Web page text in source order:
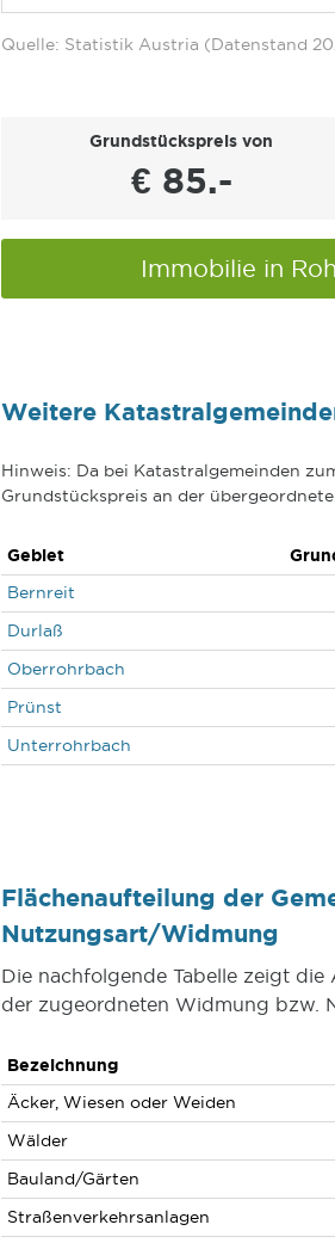
Quelle: Statistik Austria (Datenstand
Grundstückspreis von
€ 85.-
Immobilie in
Weitere
Hinweis: Da bei Katastralgemeinden
Grundstückspreis an der
Gebiet
Bernreit
Durlaß
Oberrohrbach
Prünst
Unterrohrbach
Flächenaufteilung der
Nutzungsart/Widmung
Die nachfolgende Tabelle zeigt
der zugeordneten Widmung bzw.
Bezeichnung
Äcker, Wiesen oder Weiden
Wälder
Bauland/Gärten
Straßenverkehrsanlagen